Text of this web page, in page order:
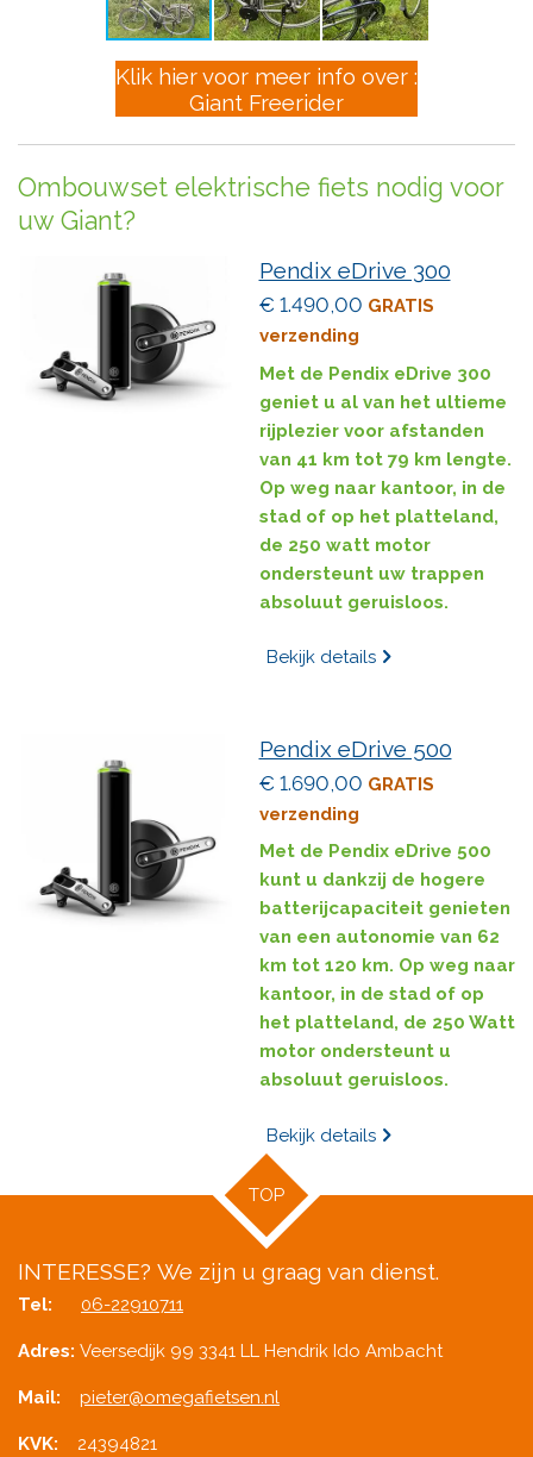
Klik hier voor meer info over :
Giant Freerider
Ombouwset elektrische fiets nodig voor
uw Giant?
Pendix eDrive 300
€ 1.490,00 GRATIS
verzending
Met de Pendix eDrive 300
geniet u al van het ultieme
rijplezier voor afstanden
van 41 km tot 79 km lengte.
Op weg naar kantoor, in de
stad of op het platteland,
de 250 watt motor
ondersteunt uw trappen
absoluut geruisloos.
Bekijk details
Pendix eDrive 500
€ 1.690,00 GRATIS
verzending
Met de Pendix eDrive 500
kunt u dankzij de hogere
batterijcapaciteit genieten
van een autonomie van 62
km tot 120 km. Op weg naar
kantoor, in de stad of op
het platteland, de 250 Watt
motor ondersteunt u
absoluut geruisloos.
Bekijk details
TOP
INTERESSE? We zijn u graag van dienst.
Tel: 06-22910711
Adres: Veersedijk 99 3341 LL Hendrik Ido Ambacht
Mail: pieter@omegafietsen.nl
KVK: 24394821